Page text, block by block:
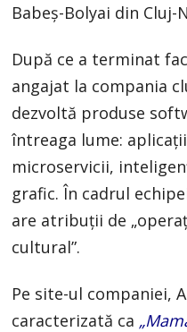
Babeș-Bolyai din Cluj-
După ce a terminat
angajat la compania
dezvoltă produse
întreaga lume:
microservicii,
grafic. În cadrul
are atribuții de
cultural”.
Pe site-ul companiei,
caracterizată ca